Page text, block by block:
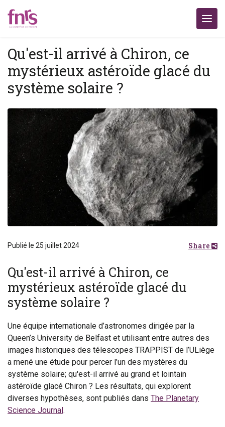
Qu'est-il arrivé à Chiron, ce
mystérieux astéroïde glacé du
système solaire ?
Publié le 25 juillet 2024 Share
Qu'est-il arrivé à Chiron, ce
mystérieux astéroïde glacé du
système solaire ?
Une équipe internationale d’astronomes dirigée par la
Queen’s University de Belfast et utilisant entre autres des
images historiques des télescopes TRAPPIST de l’ULiège
a mené une étude pour percer l’un des mystères du
système solaire; qu'est-il arrivé au grand et lointain
astéroïde glacé Chiron ? Les résultats, qui explorent
diverses hypothèses, sont publiés dans The Planetary
Science Journal .